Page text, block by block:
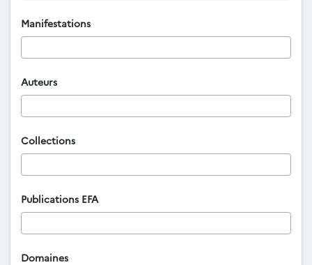
Manifestations
Auteurs
Collections
Publications EFA
Domaines